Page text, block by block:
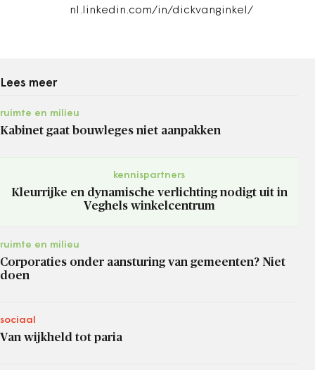
nl.linkedin.com/in/dickvanginkel/
Lees meer
ruimte en milieu
Kabinet gaat bouwleges niet aanpakken
kennispartners
Kleurrijke en dynamische verlichting nodigt uit in
Veghels winkelcentrum
ruimte en milieu
Corporaties onder aansturing van gemeenten? Niet
doen
sociaal
Van wijkheld tot paria